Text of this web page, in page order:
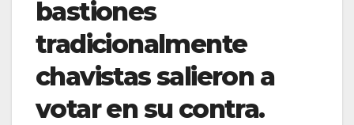
bastiones
tradicionalmente
chavistas salieron a
votar en su contra.